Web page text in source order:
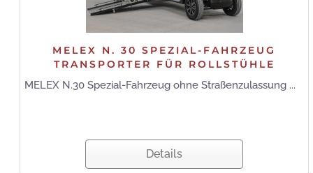
MELEX N. 30 SPEZIAL-FAHRZEUG
TRANSPORTER FÜR ROLLSTÜHLE
MELEX N.30 Spezial-Fahrzeug ohne Straßenzulassung ...
Details